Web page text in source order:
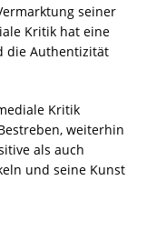
seiner
Kritik hat eine
die Authentizität
Kritik
weiterhin
als auch
und seine Kunst